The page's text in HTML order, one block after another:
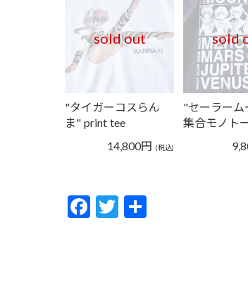
sold out
"タイガーコスらん
ま" print tee
14,800円 (税込)
sold
"セーラーム
集合モノト
F
ac
T
w